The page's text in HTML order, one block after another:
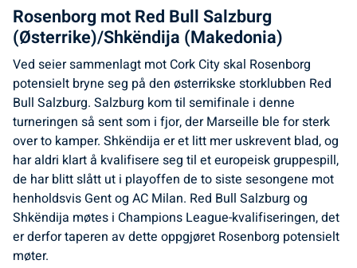
Rosenborg mot Red Bull Salzburg
(Østerrike)/Shkëndija (Makedonia)
Ved seier sammenlagt mot Cork City skal Rosenborg
potensielt bryne seg på den østerrikske storklubben Red
Bull Salzburg. Salzburg kom til semifinale i denne
turneringen så sent som i fjor, der Marseille ble for sterk
over to kamper. Shkëndija er et litt mer uskrevent blad, og
har aldri klart å kvalifisere seg til et europeisk gruppespill,
de har blitt slått ut i playoffen de to siste sesongene mot
henholdsvis Gent og AC Milan. Red Bull Salzburg og
Shkëndija møtes i Champions League-kvalifiseringen, det
er derfor taperen av dette oppgjøret Rosenborg potensielt
møter.